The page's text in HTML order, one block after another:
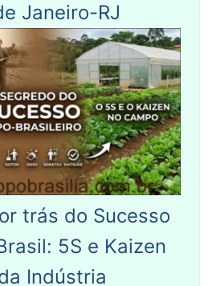
Janeiro-RJ
trás do Sucesso
5S e Kaizen
Indústria